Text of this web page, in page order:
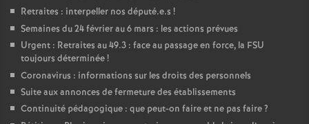
Retraites : interpeller nos député.e.s !
Semaines du 24 février au 6 mars : les actions prévues
Urgent : Retraites au 49.3 : face au passage en force, la FSU
toujours déterminée!
Coronavirus : informations sur les droits des personnels
Suite aux annonces de fermeture des établissements
Continuité pédagogique : que peut-on faire et ne pas faire?